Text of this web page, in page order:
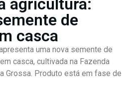
agricultura:
de
casca
uma nova semente de
casca, cultivada na Fazenda
Grossa. Produto está em fase de